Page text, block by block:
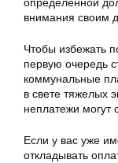
внимания своим
Чтобы избежать
первую очередь
коммунальные
в свете тяжелых
неплатежи могут
Если у вас уже
откладывать